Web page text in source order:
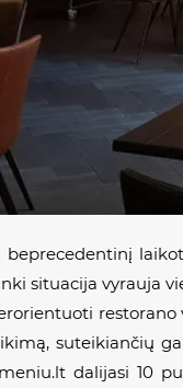
situacija vyrauja
suteikiančių
dalijasi 10